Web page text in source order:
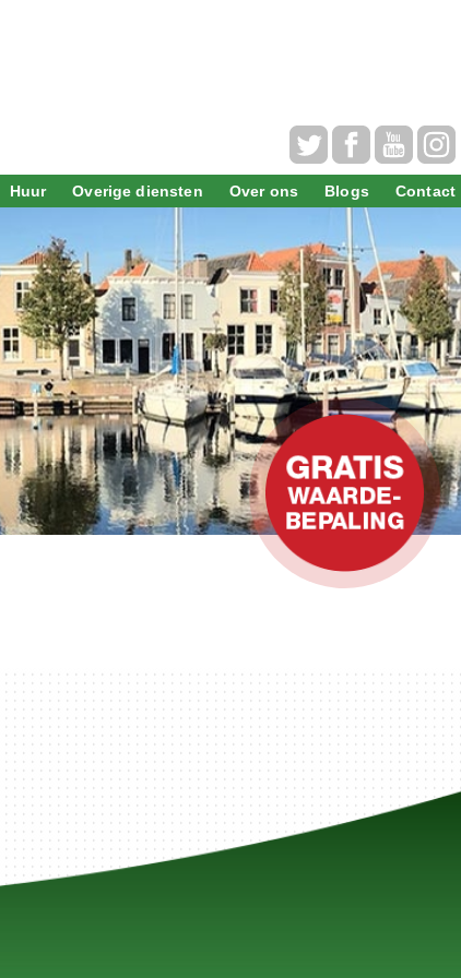
Huur Overige diensten Over ons Blogs Contact